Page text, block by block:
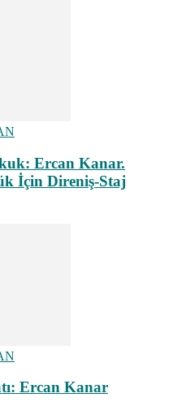
Ercan Kanar.
İçin Direniş-Staj
Ercan Kanar